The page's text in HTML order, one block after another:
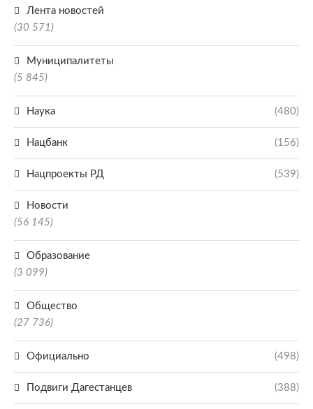
Лента новостей
(30 571)
Муниципалитеты
(5 845)
Наука (480)
Нацбанк (156)
Нацпроекты РД (539)
Новости
(56 145)
Образование
(3 099)
Общество
(27 736)
Официально (498)
Подвиги Дагестанцев (388)